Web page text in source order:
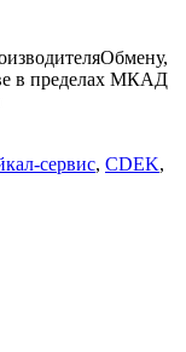
Обмену,
в пределах МКАД
сервис, CDEK,